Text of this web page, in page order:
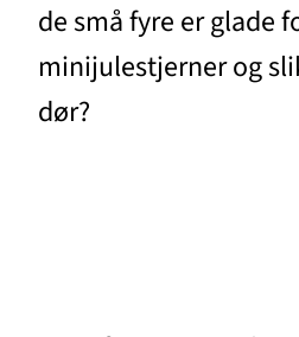
de små fyre er glade
minijulestjerner og
dør?